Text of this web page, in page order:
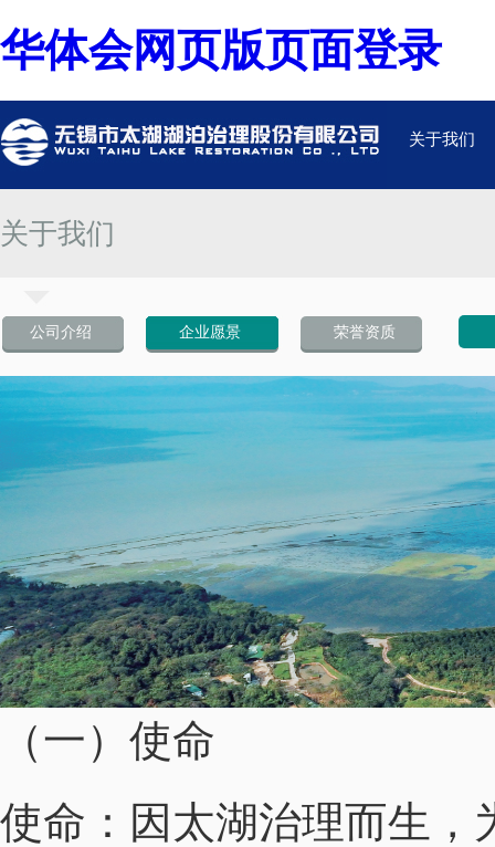
华体会网页版页面登录
关于我们
关于我们
公司介绍 企业愿景 荣誉资质
（一）使命
使命：因太湖治理而生，